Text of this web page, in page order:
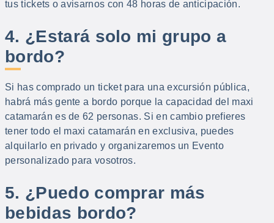
tus tickets o avisarnos con 48 horas de anticipación.
4. ¿Estará solo mi grupo a
bordo?
Si has comprado un ticket para una excursión pública,
habrá más gente a bordo porque la capacidad del maxi
catamarán es de 62 personas. Si en cambio prefieres
tener todo el maxi catamarán en exclusiva, puedes
alquilarlo en privado y organizaremos un Evento
personalizado para vosotros.
5. ¿Puedo comprar más
bebidas bordo?